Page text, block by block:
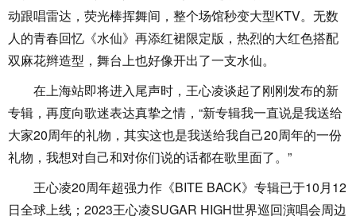
动跟唱雷达，荧光棒挥舞间，整个场馆秒变大型KTV。无数
人的青春回忆《水仙》再添红裙限定版，热烈的大红色搭配
双麻花辫造型，舞台上也好像开出了一支水仙。
在上海站即将进入尾声时，王心凌谈起了刚刚发布的新
专辑，再度向歌迷表达真挚之情，“新专辑我一直说是我送给
大家20周年的礼物，其实这也是我送给我自己20周年的一份
礼物，我想对自己和对你们说的话都在歌里面了。”
王心凌20周年超强力作《BITE BACK》专辑已于10月12
日全球上线；2023王心凌SUGAR HIGH世界巡回演唱会周边